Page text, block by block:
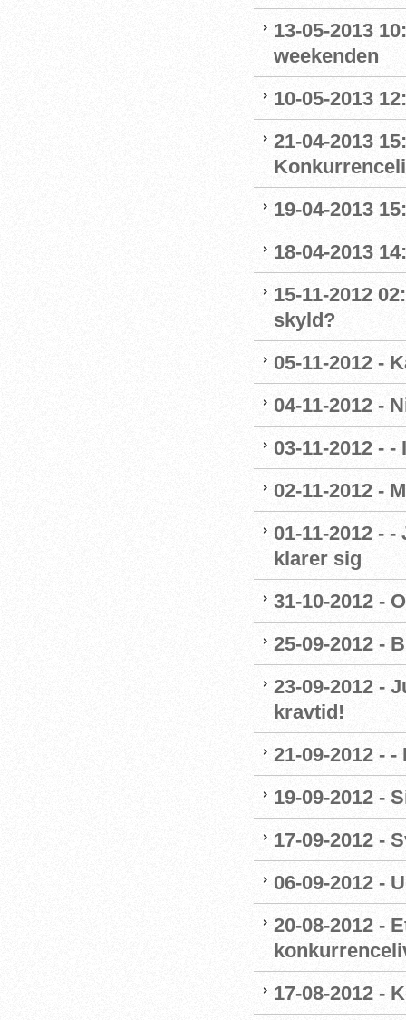
13-05-2013
weekenden
10-05-2013
21-04-2013
19-04-2013
18-04-2013
15-11-2012
skyld?
05-11-2012 -
04-11-2012 -
03-11-2012 -
02-11-2012 -
01-11-2012 -
klarer sig
31-10-2012 -
25-09-2012 -
23-09-2012 -
kravtid!
21-09-2012 -
19-09-2012 -
17-09-2012 -
06-09-2012 -
20-08-2012 -
17-08-2012 -